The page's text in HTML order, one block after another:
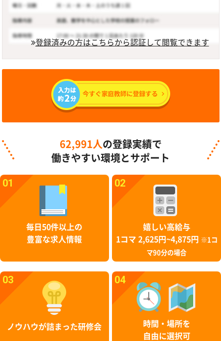
登録済みの方はこちらから認証して閲覧できます
62,991人 の登録実績で
働きやすい環境とサポート
01
毎日50件以上の
豊富な求人情報
02
嬉しい高給与
1コマ 2,625円~4,875円
※1コ
マ90分の場合
03
ノウハウが詰まった研修会
04
時間・場所を
自由に選択可